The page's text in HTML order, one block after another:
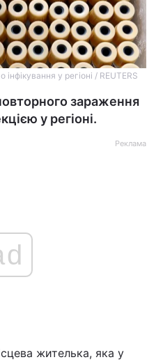
у регіоні / REUTERS
зараження
у регіоні.
Реклама
жителька, яка у